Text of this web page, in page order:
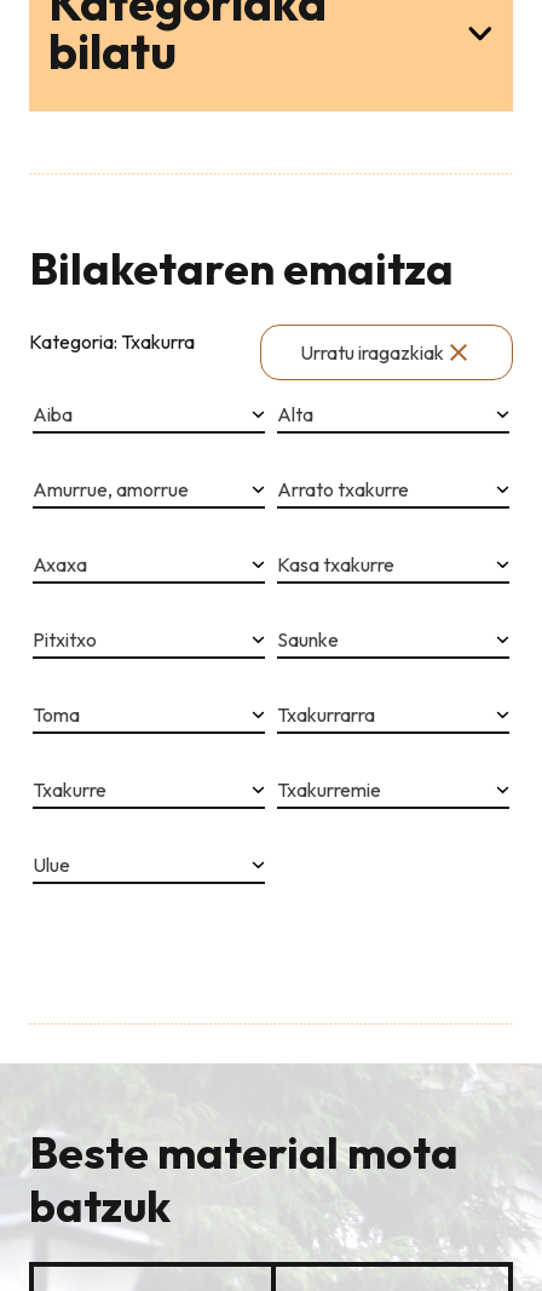
bilatu
Bilaketaren emaitza
Kategoria: Txakurra Urratu iragazkiak
Aiba Alta
Amurrue, amorrue Arrato txakurre
Axaxa Kasa txakurre
Pitxitxo Saunke
Toma Txakurrarra
Txakurre Txakurremie
Ulue
Beste material mota
batzuk